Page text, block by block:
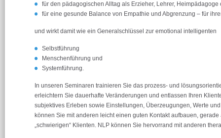
für den pädagogischen Alltag als Erzieher, Lehrer,
für eine gesunde Balance von Empathie und Abgrenzung – für
und wirkt damit wie ein Generalschlüssel zur emotional intelligenten
Selbstführung
Menschenführung und
Systemführung.
In unseren Seminaren trainieren Sie das prozess- und
erleichtern Sie dauerhafte Veränderungen und entlassen Ihren
subjektives Erleben sowie Einstellungen, Überzeugungen, Werte
können Sie mit anderen leicht einen guten Kontakt aufbauen,
„schwierigen“ Klienten. NLP können Sie hervorrand mit anderen